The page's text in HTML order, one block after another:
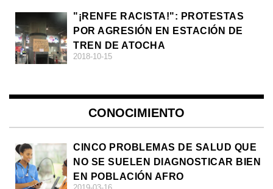
"¡RENFE RACISTA!": PROTESTAS
POR AGRESIÓN EN ESTACIÓN DE
TREN DE ATOCHA
2018-10-15
CONOCIMIENTO
CINCO PROBLEMAS DE SALUD QUE
NO SE SUELEN DIAGNOSTICAR BIEN
EN POBLACIÓN AFRO